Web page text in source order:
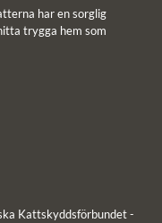
har en sorglig
trygga hem som
Kattskyddsförbundet -